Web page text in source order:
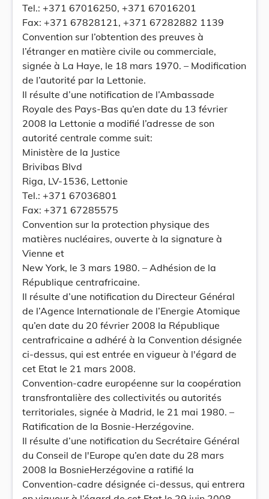
Tel.: +371 67016250, +371 67016201
Fax: +371 67828121, +371 67282882 1139
Convention sur l’obtention des preuves à
l’étranger en matière civile ou commerciale,
signée à La Haye, le 18 mars 1970. – Modification
de l’autorité par la Lettonie.
Il résulte d’une notification de l’Ambassade
Royale des Pays-Bas qu’en date du 13 février
2008 la Lettonie a modifié l’adresse de son
autorité centrale comme suit:
Ministère de la Justice
Brivibas Blvd
Riga, LV-1536, Lettonie
Tel.: +371 67036801
Fax: +371 67285575
Convention sur la protection physique des
matières nucléaires, ouverte à la signature à
Vienne et
New York, le 3 mars 1980. – Adhésion de la
République centrafricaine.
Il résulte d’une notification du Directeur Général
de l’Agence Internationale de l’Energie Atomique
qu’en date du 20 février 2008 la République
centrafricaine a adhéré à la Convention désignée
ci-dessus, qui est entrée en vigueur à l'égard de
cet Etat le 21 mars 2008.
Convention-cadre européenne sur la coopération
transfrontalière des collectivités ou autorités
territoriales, signée à Madrid, le 21 mai 1980. –
Ratification de la Bosnie-Herzégovine.
Il résulte d’une notification du Secrétaire Général
du Conseil de l'Europe qu’en date du 28 mars
2008 la BosnieHerzégovine a ratifié la
Convention-cadre désignée ci-dessus, qui entrera